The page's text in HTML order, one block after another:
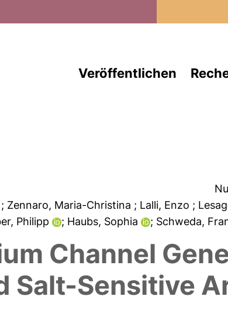
Veröffentlichen
; Zennaro, Maria-Christina ; Lalli, Enzo ;
Philipp ; Haubs, Sophia ; Schweda,
Channel
Salt-Sensitive